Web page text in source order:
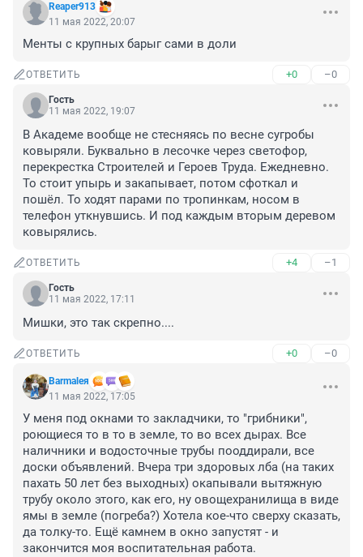
Reaper913
11 мая 2022, 20:07
Менты с крупных барыг сами в доли
ОТВЕТИТЬ +0 –0
Гость
11 мая 2022, 19:07
В Академе вообще не стесняясь по весне сугробы
ковыряли. Буквально в лесочке через светофор,
перекрестка Строителей и Героев Труда. Ежедневно.
То стоит упырь и закапывает, потом сфоткал и
пошёл. То ходят парами по тропинкам, носом в
телефон уткнувшись. И под каждым вторым деревом
ковырялись.
ОТВЕТИТЬ +4 –1
Гость
11 мая 2022, 17:11
Мишки, это так скрепно....
ОТВЕТИТЬ +0 –0
Barmaleя
11 мая 2022, 17:05
У меня под окнами то закладчики, то "грибники",
роющиеся то в то в земле, то во всех дырах. Все
наличники и водосточные трубы пооддирали, все
доски объявлений. Вчера три здоровых лба (на таких
пахать 50 лет без выходных) окапывали вытяжную
трубу около этого, как его, ну овощехранилища в виде
ямы в земле (погреба?) Хотела кое-что сверху сказать,
да толку-то. Ещё камнем в окно запустят - и
закончится моя воспитательная работа.